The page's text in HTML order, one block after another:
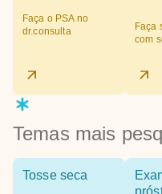
Faça o PSA no
dr.consulta
Faça
com
Temas mais
Tosse seca